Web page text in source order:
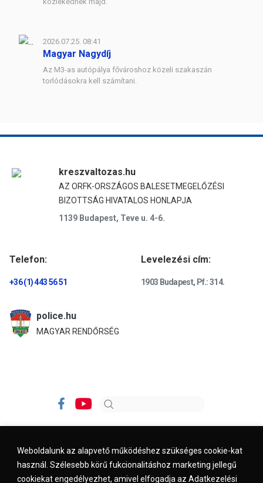
Weboldalunk az alapvető működéshez szükséges cookie-kat
használ. Szélesebb körű fukcionalitáshoz marketing jellegű
cookiekat engedélyezhet, amivel elfogadja az Adatkezelési
2026.07.25. 08:41
Magyar Nagydíj
Az M3-as autópálya fővároshoz közeli szakaszán
torlódásokra kell számítani.
kreszvaltozas.hu
AZ ORFK-ORSZÁGOS BALESETMEGELŐZÉSI
BIZOTTSÁG HIVATALOS HONLAPJA
1139 Budapest, Teve u. 4-6.
Telefon:
+36 (1) 443 56 51
Levelezési cím:
1903 Budapest, Pf.: 314.
police.hu
MAGYAR RENDŐRSÉG
Impresszum Kapcsolat Jogi nyilatkozat